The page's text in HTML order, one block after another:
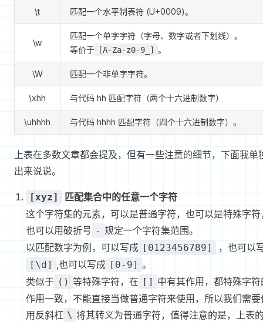
\t 匹配一个水平制表符 (U+0009)。
\w
匹配一个单字字符（字母、数字或者下划线）。
等价于
[A-Za-z0-9_] 。
\W 匹配一个非单字字符。
\xhh 与代码 hh 匹配字符（两个十六进制数字）
\uhhhh 与代码 hhhh 匹配字符（四个十六进制数字）。
上表在多数文章都会提及，但有一些注意的细节，下面我单
出来说说。
[xyz]
匹配集合中的任意一个字符
这个字符集的元素，可以是普通字符，也可以是特殊字符
也可以用破折号 - 规定一个字符集范围。
以匹配数字为例，可以写成 [0123456789] ，也可以
[\d] ,也可以写成 [0-9] 。
类似于 () 等特殊字符，在 []
中有其作用，都特殊字符
作用一致，不能直接当做普通字符来使用，所以我们需要
用反斜杠 \ 将其转义为普通字符，值得注意的是，上表